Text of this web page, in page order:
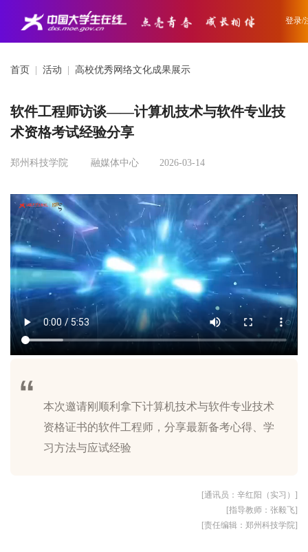
登录/
首页 活动 高校优秀网络文化成果展示
软件工程师访谈——计算机技术与软件专业技
术资格考试经验分享
郑州科技学院 融媒体中心 2026-03-14
本次邀请刚顺利拿下计算机技术与软件专业技术
资格证书的软件工程师，分享最新备考心得、学
[通讯员：辛红阳（实习）]
[指导教师：张毅飞]
[责任编辑：郑州科技学院]